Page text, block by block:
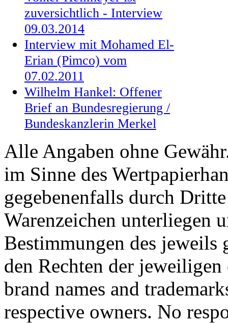
zuversichtlich - Interview
09.03.2014
Interview mit Mohamed El-
Erian (Pimco) vom
07.02.2011
Wilhelm Hankel: Offener
Brief an Bundesregierung /
Bundeskanzlerin Merkel
Alle Angaben ohne
im Sinne des
gegebenenfalls durch
Warenzeichen unterliegen
Bestimmungen des jeweils
den Rechten der
brand names and
respective owners. No